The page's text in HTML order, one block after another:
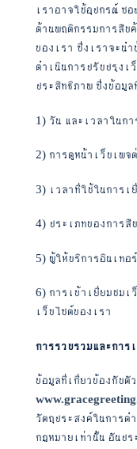
เราอาจใช้อุปกรณ์ ซ
ด้านพฤติกรรมการสืบ
ของเรา ซึ่งเราจะน
ดำเนินการปรับปรุงเ
ประสิทธิภาพ ซึ่งข้อมู
1) วัน และเวลาในก
2) การดูหน้าเว็บเพจ
3) เวลาที่ใช้ในการเ
4) ประเภทของการสื
5) ผู้ให้บริการอินเทอ
6) การเข้าเยี่ยมชมเ
เว็บไซต์ของเรา
การรวบรวมและกา
ข้อมูลที่เกี่ยวข้องกับตั
วัตถุประสงค์ในการด
กฎหมายเท่านั้น อันป